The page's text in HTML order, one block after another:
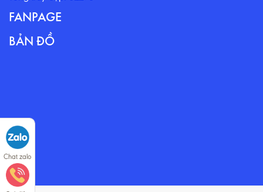
FANPAGE
BẢN ĐỒ
Chat zalo